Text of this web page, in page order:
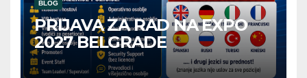
BLOG
PRIJAVA ZA RAD NA EXPO
2027 BELGRADE